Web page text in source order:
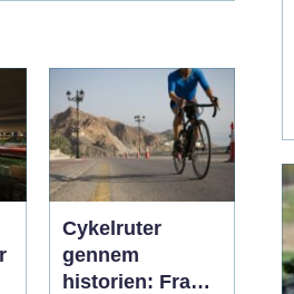
Cykelruter
gennem
historien: Fra